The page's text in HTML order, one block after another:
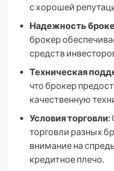
с хорошей
Надежность
брокер
средств
Техническая
что брокер
качественную
Условия торговли:
торговли разных
внимание на
кредитное плечо.